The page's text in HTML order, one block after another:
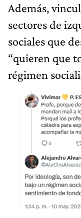
Además,
sectores de
sociales que
“quieren que
régimen